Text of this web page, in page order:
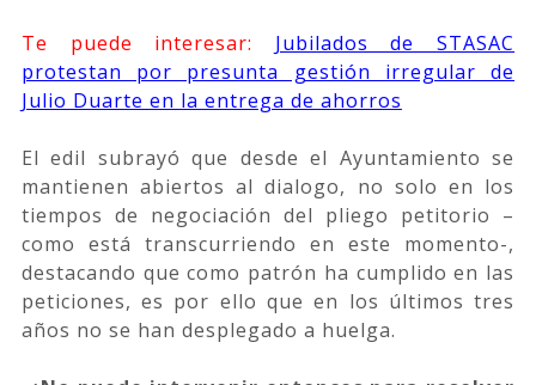
Te puede interesar: Jubilados de STASAC
protestan por presunta gestión irregular de
Julio Duarte en la entrega de ahorros
El edil subrayó que desde el Ayuntamiento se
mantienen abiertos al dialogo, no solo en los
tiempos de negociación del pliego petitorio –
como está transcurriendo en este momento-,
destacando que como patrón ha cumplido en las
peticiones, es por ello que en los últimos tres
años no se han desplegado a huelga.